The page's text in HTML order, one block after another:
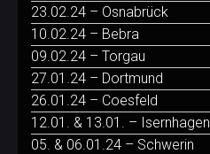
23.02.24 – Osnabrück
10.02.24 – Bebra
09.02.24 – Torgau
27.01.24 – Dortmund
26.01.24 – Coesfeld
12.01. & 13.01. – Isernhagen
05. & 06.01.24 – Schwerin